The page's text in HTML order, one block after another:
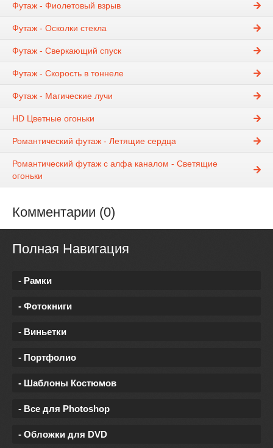
Футаж - Фиолетовый взрыв
Футаж - Осколки стекла
Футаж - Сверкающий спуск
Футаж - Скорость в тоннеле
Футаж - Магические лучи
HD Цветные огоньки
Романтический футаж - Летящие сердца
Романтический футаж с алфа каналом - Светящие
огоньки
Комментарии (0)
Полная Навигация
- Рамки
- Фотокниги
- Виньетки
- Портфолио
- Шаблоны Костюмов
- Все для Photoshop
- Обложки для DVD